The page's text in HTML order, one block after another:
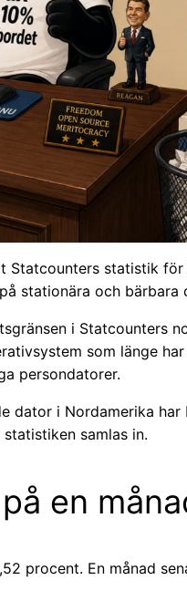
Statcounters statistik
stationära och bärbara
i Statcounters
som länge
persondatorer.
i Nordamerika har
samlas in.
en
procent. En månad